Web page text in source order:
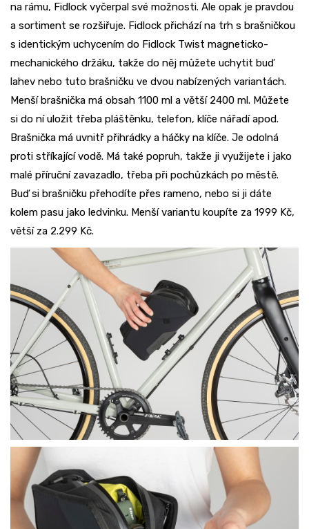
na rámu, Fidlock vyčerpal své možnosti. Ale opak je pravdou
a sortiment se rozšiřuje. Fidlock přichází na trh s brašničkou
s identickým uchycením do Fidlock Twist magneticko-
mechanického držáku, takže do něj můžete uchytit buď
lahev nebo tuto brašničku ve dvou nabízených variantách.
Menší brašnička má obsah 1100 ml a větší 2400 ml. Můžete
si do ní uložit třeba pláštěnku, telefon, klíče nářadí apod.
Brašnička má uvnitř přihrádky a háčky na klíče. Je odolná
proti stříkající vodě. Má také popruh, takže ji využijete i jako
malé příruční zavazadlo, třeba při pochůzkách po městě.
Buď si brašničku přehodíte přes rameno, nebo si ji dáte
kolem pasu jako ledvinku. Menší variantu koupíte za 1999 Kč,
větší za 2.299 Kč.